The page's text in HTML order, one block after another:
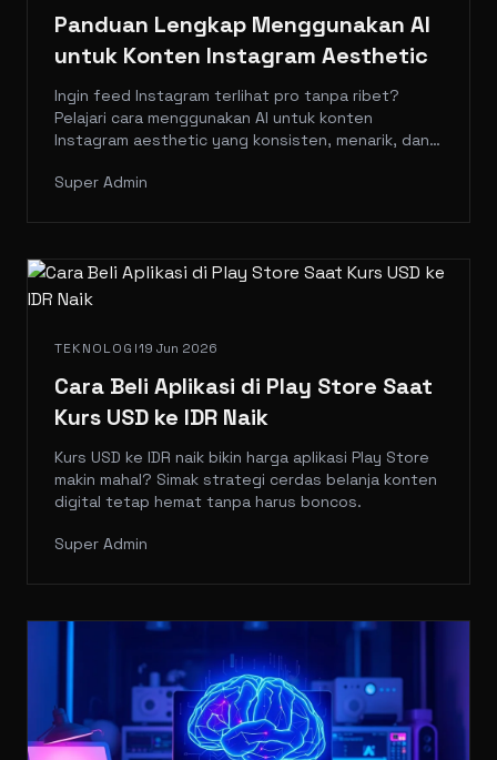
Panduan Lengkap Menggunakan AI
untuk Konten Instagram Aesthetic
Ingin feed Instagram terlihat pro tanpa ribet?
Pelajari cara menggunakan AI untuk konten
Instagram aesthetic yang konsisten, menarik, dan
Super Admin
TEKNOLOGI19 Jun 2026
Cara Beli Aplikasi di Play Store Saat
Kurs USD ke IDR Naik
Kurs USD ke IDR naik bikin harga aplikasi Play Store
makin mahal? Simak strategi cerdas belanja konten
digital tetap hemat tanpa harus boncos.
Super Admin